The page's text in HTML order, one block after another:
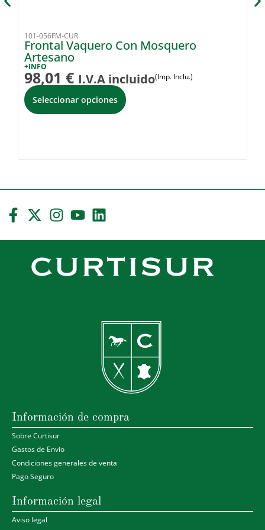
101-056FM-CUR
Frontal Vaquero Con Mosquero
Artesano
+INFO
98,01 € I.V.A incluido(Imp. Inclu.)
Seleccionar opciones
Información de compra
Sobre Curtisur
Gastos de Envio
Condiciones generales de venta
Pago Seguro
Información legal
Aviso legal